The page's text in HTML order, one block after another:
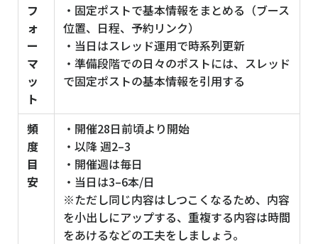
フ
ォ
ー
マ
ッ
ト
・固定ポストで基本情報をまとめる（ブース
位置、日程、予約リンク）
・当日はスレッド運用で時系列更新
・準備段階での日々のポストには、スレッド
で固定ポストの基本情報を引用する
頻
度
目
安
・開催28日前頃より開始
・以降 週2–3
・開催週は毎日
・当日は3–6本/日
※ただし同じ内容はしつこくなるため、内容
を小出しにアップする、重複する内容は時間
をあけるなどの工夫をしましょう。